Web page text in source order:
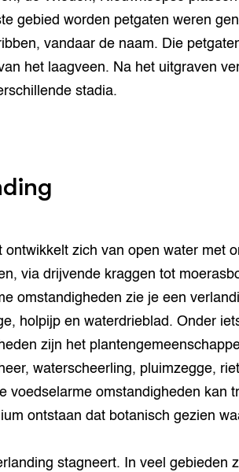
gebied worden petgaten weren
vandaar de naam. Die
het laagveen. Na het uitgraven
stadia.
ontwikkelt zich van open water met
via drijvende kraggen tot
omstandigheden zie je een
holpijp en waterdrieblad. Onder
zijn het
waterscheerling, pluimzegge,
voedselarme omstandigheden kan
ontstaan dat botanisch gezien
stagneert. In veel gebieden